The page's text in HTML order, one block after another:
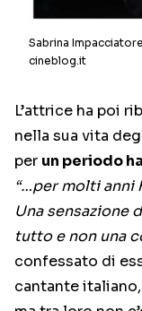
Sabrina
cineblog.it
L’attrice ha poi
nella sua vita
per un periodo
“…per molti anni
Una sensazione
tutto e non una
confessato di
cantante